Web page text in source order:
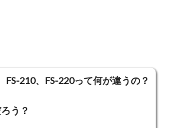
FS-210、FS-220って何が違うの？
う？